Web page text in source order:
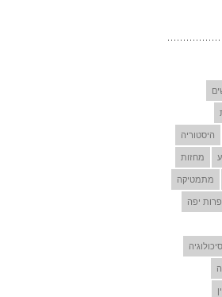
היסטוריה
מחזות
מתמטיקה
יפה